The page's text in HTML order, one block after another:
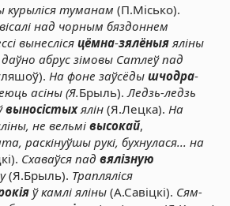
курыліся туманам (П.Місько).
над чорным бяздоннем
вынесліся цёмна-зялёныяяліны
абрус зімовы Сатлеў пад
На фоне заўсёды шчодра-
асіны (Я.Брыль). Ледзь-ледзь
выносістыхялін (Я.Лецка). На
не вельмі высокай,
раскінуўшы рукі, бухнулася... на
Схаваўся пад вялізную
(Я.Брыль). Трапляліся
ў камлі яліны (А.Савіцкі). Сям-